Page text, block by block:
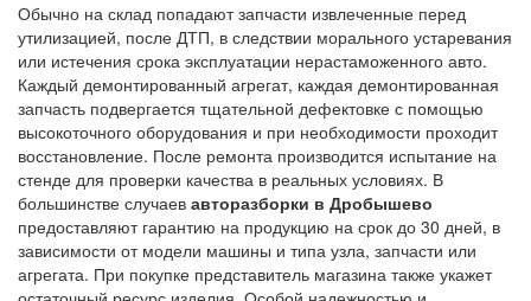
Обычно на склад попадают запчасти извлеченные перед
утилизацией, после ДТП, в следствии морального устаревания
или истечения срока эксплуатации нерастаможенного авто.
Каждый демонтированный агрегат, каждая демонтированная
запчасть подвергается тщательной дефектовке с помощью
высокоточного оборудования и при необходимости проходит
восстановление. После ремонта производится испытание на
стенде для проверки качества в реальных условиях. В
большинстве случаев авторазборки в Дробышево
предоставляют гарантию на продукцию на срок до 30 дней, в
зависимости от модели машины и типа узла, запчасти или
агрегата. При покупке представитель магазина также укажет